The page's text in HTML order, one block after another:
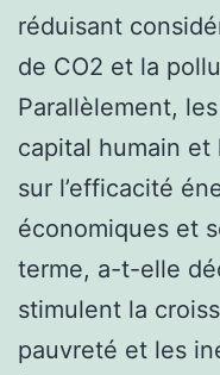
réduisant
de CO2 et la
Parallèlement,
capital humain
sur l’efficacité
économiques et
terme, a-t-elle
stimulent la
pauvreté et les